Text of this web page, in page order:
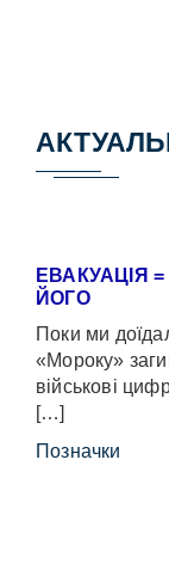
ЕВАКУАЦІЯ
ЙОГО
Поки ми
«Мороку»
військові
[…]
Позначки